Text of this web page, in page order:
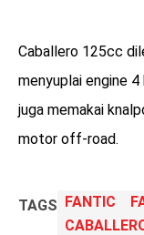
Caballero 125cc
menyuplai engine
juga memakai
motor off-road.
TAGS FANTIC